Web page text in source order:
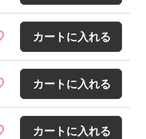
カートに入れる
カートに入れる
カートに入れる